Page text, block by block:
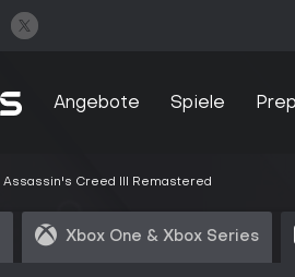
Angebote Spiele
Assassin's Creed III Remastered
Xbox One & Xbox Series